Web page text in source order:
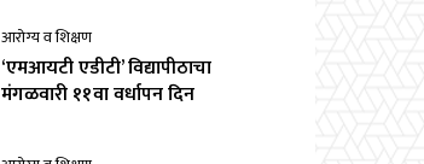
आरोग्य व शिक्षण
‘एमआयटी एडीटी’ विद्यापीठाचा
मंगळवारी ११वा वर्धापन दिन